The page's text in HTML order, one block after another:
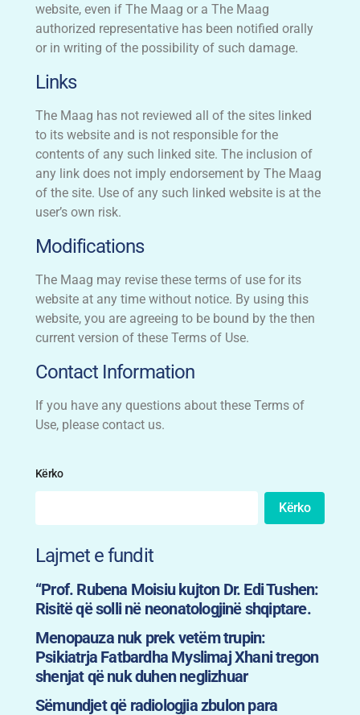
website, even if The Maag or a The Maag
authorized representative has been notified orally
or in writing of the possibility of such damage.
Links
The Maag has not reviewed all of the sites linked
to its website and is not responsible for the
contents of any such linked site. The inclusion of
any link does not imply endorsement by The Maag
of the site. Use of any such linked website is at the
user’s own risk.
Modifications
The Maag may revise these terms of use for its
website at any time without notice. By using this
website, you are agreeing to be bound by the then
current version of these Terms of Use.
Contact Information
If you have any questions about these Terms of
Use, please contact us.
Kërko
Kërko
Lajmet e fundit
“Prof. Rubena Moisiu kujton Dr. Edi Tushen:
Risitë që solli në neonatologjinë shqiptare.
Menopauza nuk prek vetëm trupin:
Psikiatrja Fatbardha Myslimaj Xhani tregon
shenjat që nuk duhen neglizhuar
Sëmundjet që radiologjia zbulon para